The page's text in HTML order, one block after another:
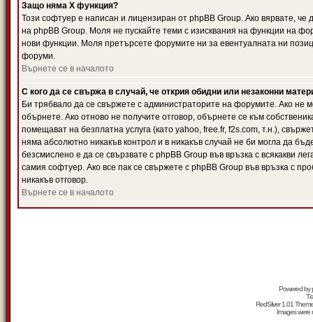
Защо няма X функция?
Този софтуер е написан и лицензиран от phpBB Group. Ако вярвате,
на phpBB Group. Моля не пускайте теми с изисквания на функции на
нови функции. Моля претърсете форумите ни за евентуалната ни
форуми.
Върнете се в началото
С кого да се свържа в случай, че открия обидни или незаконни
Би трябвало да се свържете с администраторите на форумите. Ако не
обърнете. Ако отново не получите отговор, обърнете се към
помещават на безплатна услуга (като yahoo, free.fr, f2s.com, т.н.),
няма абсолютно никакъв контрол и в никакъв случай не би могла да
безсмислено е да се свързвате с phpBB Group във връзка с всякакви
самия софтуер. Ако все пак се свържете с phpBB Group във връзка с
никакъв отговор.
Върнете се в началото
Powered by
RedSilver 1.01
Images were